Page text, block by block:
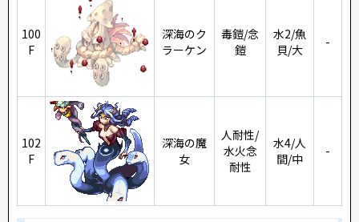
100
F
深海のク
ラーケン
毒鎧/念
鎧
水2/魚
貝/大
-
102
F
深海の魔
女
人耐性/
水火念
耐性
水4/人
間/中
-